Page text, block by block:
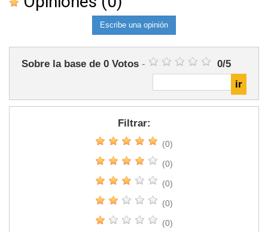
Escribe una opinión
Sobre la base de 0 Votos - 0/5
Filtrar:
(0)
(0)
(0)
(0)
(0)